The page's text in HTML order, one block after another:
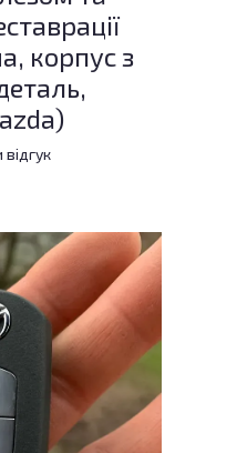
корпус з